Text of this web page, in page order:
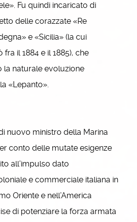
Fu quindi incaricato di
delle corazzate «Re
e «Sicilia» (la cui
il 1884 e il 1885), che
la naturale evoluzione
«Lepanto».
nuovo ministro della Marina
conto delle mutate esigenze
all’impulso dato
e commerciale italiana in
Oriente e nell’America
di potenziare la forza armata